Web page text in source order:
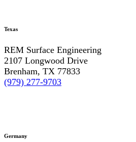
Texas
REM Surface Engineering
2107 Longwood Drive
Brenham, TX 77833
(979) 277-9703
Germany